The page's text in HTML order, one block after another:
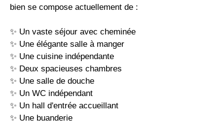
bien se compose actuellement de :
✨ Un vaste séjour avec cheminée
✨ Une élégante salle à manger
✨ Une cuisine indépendante
✨ Deux spacieuses chambres
✨ Une salle de douche
✨ Un WC indépendant
✨ Un hall d'entrée accueillant
✨ Une buanderie